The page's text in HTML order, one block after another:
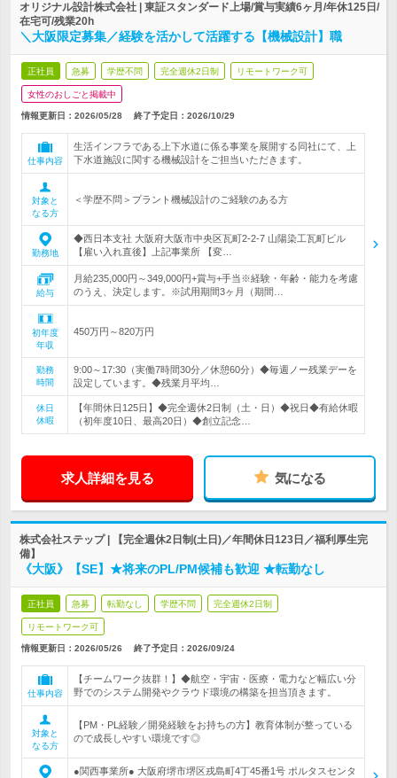
オリジナル設計株式会社 | 東証スタンダード上場/賞与実績6ヶ月/年休125日/
在宅可/残業20h
＼大阪限定募集／経験を活かして活躍する【機械設計】職
正社員 急募 学歴不問 完全週休2日制 リモートワーク可
女性のおしごと掲載中
情報更新日：2026/05/28 終了予定日： 2026/10/29
仕事内容
生活インフラである上下水道に係る事業を展開する同社にて、上
下水道施設に関する機械設計をご担当いただきます。
対象と
なる方
＜学歴不問＞プラント機械設計のご経験のある方
勤務地
◆西日本支社 大阪府大阪市中央区瓦町2-2-7 山陽染工瓦町ビル
【雇い入れ直後】上記事業所 【変…
給与
月給235,000円～349,000円+賞与+手当※経験・年齢・能力を考慮
のうえ、決定します。※試用期間3ヶ月（期間…
初年度
年収
450万円～820万円
勤務
時間
9:00～17:30（実働7時間30分／休憩60分）◆毎週ノー残業デーを
設定しています。◆残業月平均…
休日
休暇
【年間休日125日】◆完全週休2日制（土・日）◆祝日◆有給休暇
（初年度10日、最高20日）◆創立記念…
求人詳細を見る 気になる
株式会社ステップ | 【完全週休2日制(土日)／年間休日123日／福利厚生完
備】
《大阪》【SE】★将来のPL/PM候補も歓迎 ★転勤なし
正社員 急募 転勤なし 学歴不問 完全週休2日制
リモートワーク可
情報更新日：2026/05/26 終了予定日： 2026/09/24
仕事内容
【チームワーク抜群！】◆航空・宇宙・医療・電力など幅広い分
野でのシステム開発やクラウド環境の構築を担当頂きます。
対象と
なる方
【PM・PL経験／開発経験をお持ちの方】教育体制が整っている
ので成長しやすい環境です◎
●関西事業所● 大阪府堺市堺区戎島町4丁45番1号 ポルタスセンタ